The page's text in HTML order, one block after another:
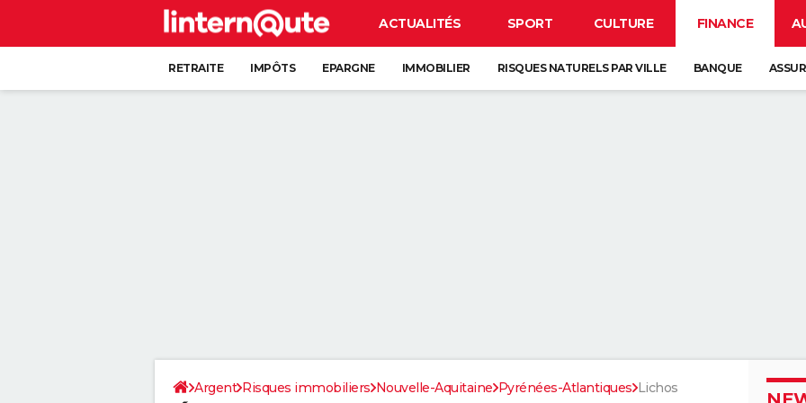
ACTUALITÉS SPORT CULTURE FINANCE
RETRAITE IMPÔTS EPARGNE IMMOBILIER RISQUES NATURELS PAR VILLE BANQUE
Argent Risques immobiliers Nouvelle-Aquitaine Pyrénées-Atlantiques Lichos